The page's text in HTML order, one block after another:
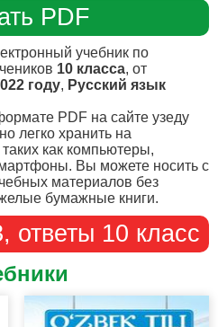
PDF
учебник по
10 класса, от
году, Русский язык
PDF на сайте узеду
легко хранить на
как компьютеры,
Вы можете носить с
материалов без
бумажные книги.
ответы 10 класс